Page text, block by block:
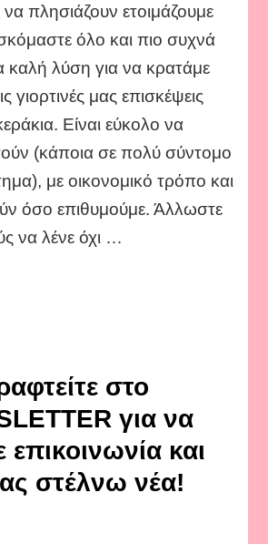
να πλησιάζουν ετοιμάζουμε
όλο και πιο συχνά
καλή λύση για να κρατάμε
γιορτινές μας επισκέψεις
Είναι εύκολο να
(κάποια σε πολύ σύντομο
με οικονομικό τρόπο και
όσο επιθυμούμε. Άλλωστε
να λένε όχι …
στο
για να
επικοινωνία και
στέλνω νέα!